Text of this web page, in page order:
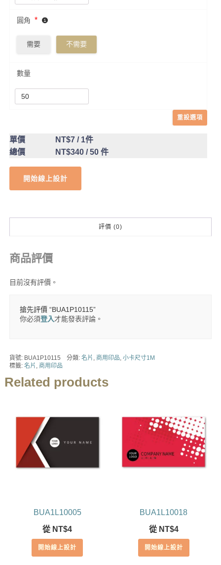
圓角 *
需要 不需要
數量
重設選項
單價 NT$7/ 1件
總價
NT$340/ 50 件
開始線上設計
評價 (0)
商品評價
目前沒有評價。
搶先評價 “BUA1P10115”
你必須登入才能發表評論。
貨號: BUA1P10115 分類: 名片 商用印品 小卡尺寸1M
標籤: 名片 商用印品
Related products
BUA1L10005
從 NT$4
開始線上設計
BUA1L10018
從 NT$4
開始線上設計